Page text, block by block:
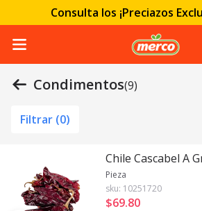
Consulta los ¡Preciazos
Condimentos(9)
Filtrar (0)
Chile Cascabel A
Pieza
sku: 10251720
$69.80